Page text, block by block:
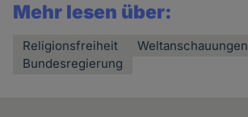
Mehr lesen über:
Religionsfreiheit
Weltanschauungen
Bundesregierung